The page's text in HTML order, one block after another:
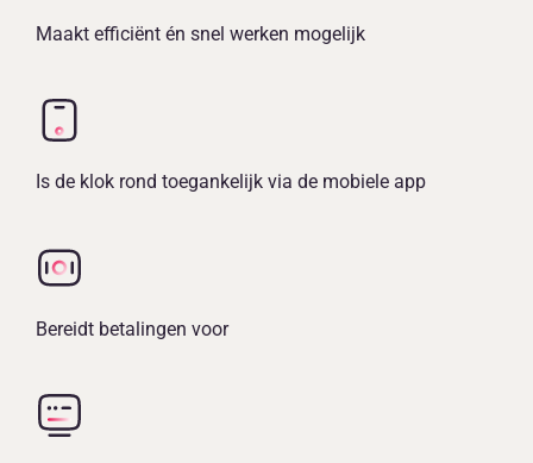
Maakt efficiënt én snel werken mogelijk
Is de klok rond toegankelijk via de mobiele app
Bereidt betalingen voor